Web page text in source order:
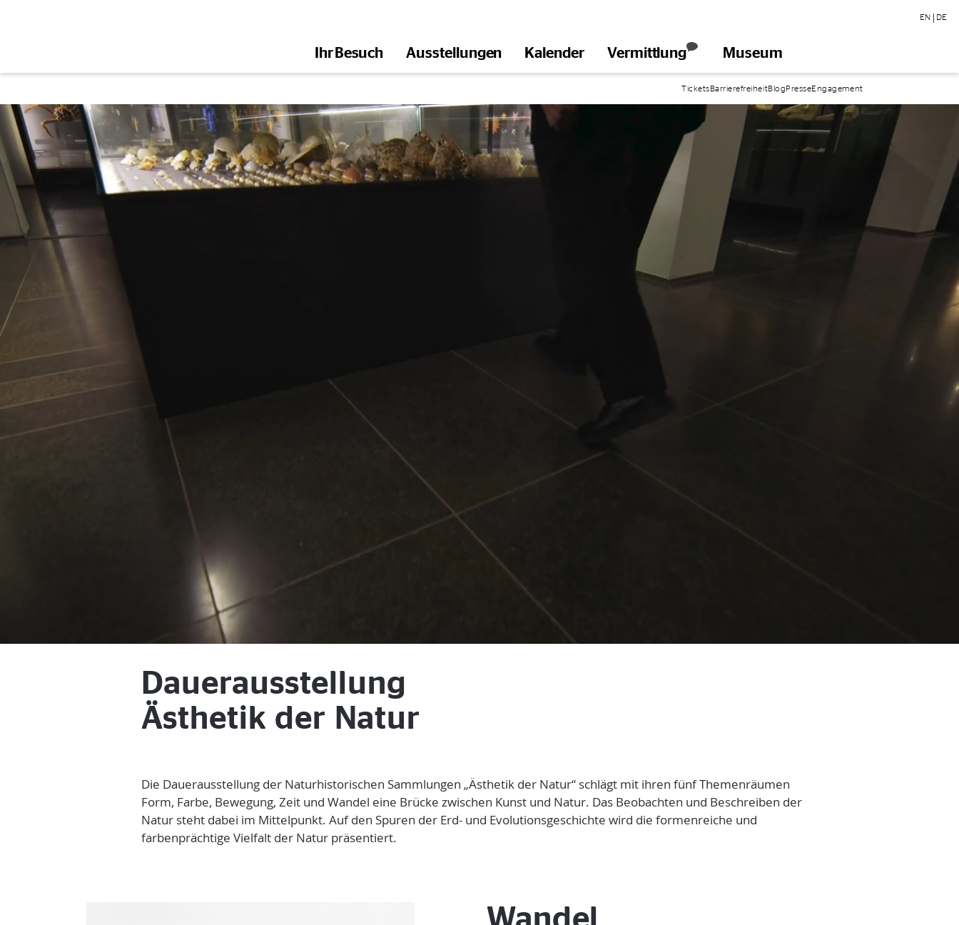
Zur Startseite
EN | DE
Ihr Besuch
öffnen
Ausstellungen Kalender Vermittlung Museum
öffnen
TicketsBarrierefreiheitBlogPresseEngagement
Dauerausstellung
Ästhetik der Natur
Die Dauerausstellung der Naturhistorischen Sammlungen „Ästhetik der Natur“ schlägt mit ihren fünf Themenräumen
Form, Farbe, Bewegung, Zeit und Wandel eine Brücke zwischen Kunst und Natur. Das Beobachten und Beschreiben der
Natur steht dabei im Mittelpunkt. Auf den Spuren der Erd- und Evolutionsgeschichte wird die formenreiche und
farbenprächtige Vielfalt der Natur präsentiert.